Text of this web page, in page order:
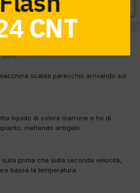
da skyfox,9 Luglio 2015
scalda parecchio arrivando sul
liquido di colore marrone e ho di
mettendo antigelo.
prima che sulla seconda velocità,
bassa la temperatura.